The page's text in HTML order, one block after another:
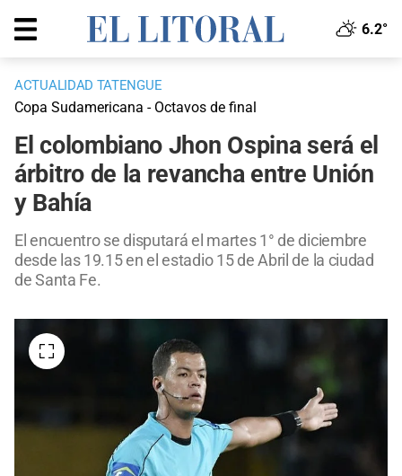
6.2°
ACTUALIDAD TATENGUE
Copa Sudamericana - Octavos de final
El colombiano Jhon Ospina será el
árbitro de la revancha entre Unión
y Bahía
El encuentro se disputará el martes 1° de diciembre
desde las 19.15 en el estadio 15 de Abril de la ciudad
de Santa Fe.